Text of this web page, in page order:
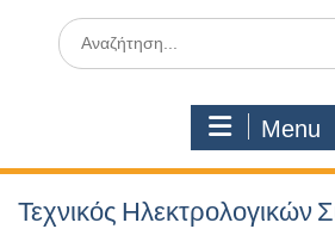
Search
for:
Menu
Τεχνικός Ηλεκτρολογικών